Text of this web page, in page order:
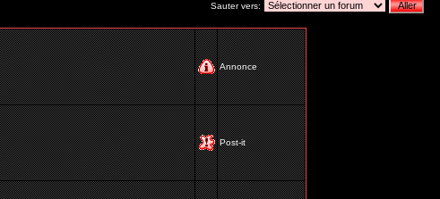
Sauter vers:
Annonce
Post-it